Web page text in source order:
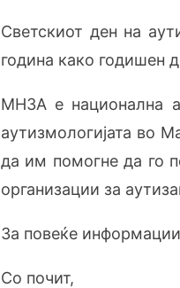
Светскиот ден на
година како годишен
МНЗА е национална
аутизмологијата во
да им помогне да го
организации за
За повеќе
Со почит,